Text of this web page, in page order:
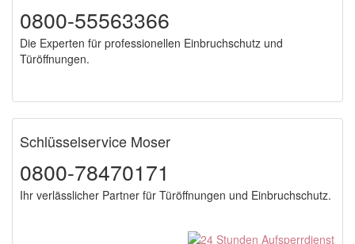
0800-55563366
Die Experten für professionellen Einbruchschutz und
Türöffnungen.
Schlüsselservice Moser
0800-78470171
Ihr verlässlicher Partner für Türöffnungen und Einbruchschutz.